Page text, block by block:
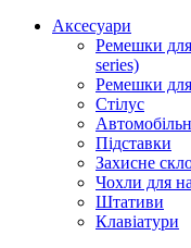
Аксесуари
Ремешки
series)
Ремешки
Стілус
Підставки
Захисне
Чохли для
Штативи
Клавіатури